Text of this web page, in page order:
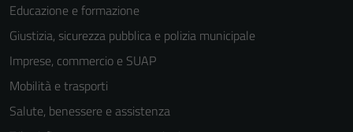
Educazione e formazione
Giustizia, sicurezza pubblica e polizia municipale
Imprese, commercio e SUAP
Mobilità e trasporti
Salute, benessere e assistenza